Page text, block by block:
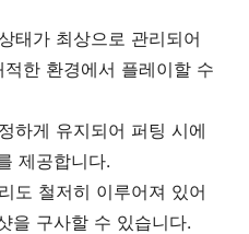
태가 최상으로 관리되어
한 환경에서 플레이할 수
하게 유지되어 퍼팅 시에
제공합니다.
도 철저히 이루어져 있어
을 구사할 수 있습니다.